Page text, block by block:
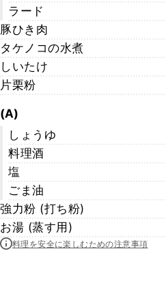
ラード
豚ひき肉
タケノコの水煮
しいたけ
片栗粉
(A)
しょうゆ
料理酒
塩
ごま油
強力粉 (打ち粉)
お湯 (蒸す用)
料理を安全に楽しむための注意事項